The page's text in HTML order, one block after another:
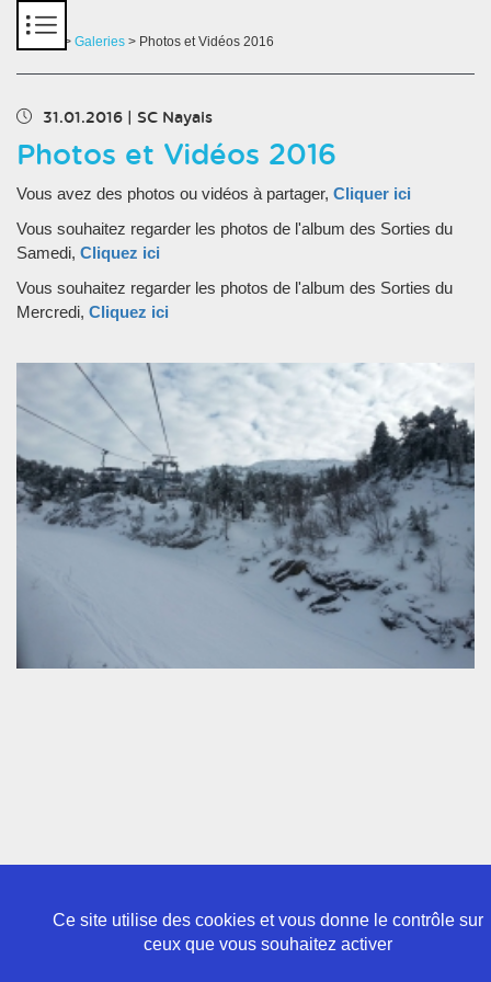
> Galeries > Photos et Vidéos 2016
31.01.2016 SC Nayais
Photos et Vidéos 2016
Vous avez des photos ou vidéos à partager, Cliquer ici
Vous souhaitez regarder les photos de l'album des Sorties du
Samedi, Cliquez ici
Vous souhaitez regarder les photos de l'album des Sorties du
Mercredi, Cliquez ici
Chargement des images en cours...
Ce site utilise des cookies et vous donne le contrôle sur
ceux que vous souhaitez activer